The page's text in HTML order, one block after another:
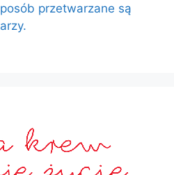
przetwarzane są